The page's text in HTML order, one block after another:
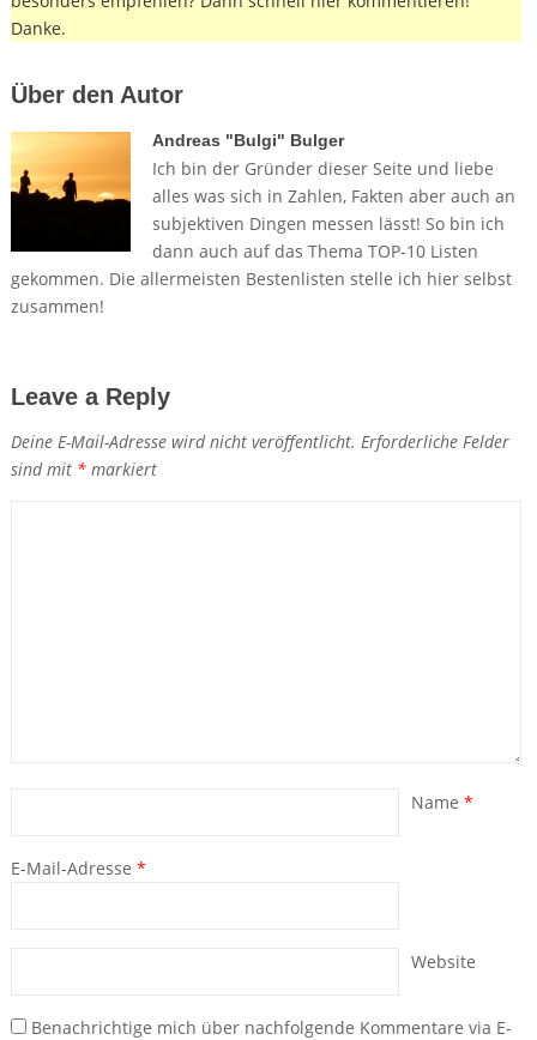
Danke.
Über den Autor
Andreas "Bulgi" Bulger
Ich bin der Gründer dieser Seite und liebe
alles was sich in Zahlen, Fakten aber auch an
subjektiven Dingen messen lässt! So bin ich
dann auch auf das Thema TOP-10 Listen
gekommen. Die allermeisten Bestenlisten stelle ich hier selbst
zusammen!
Leave a Reply
Deine E-Mail-Adresse wird nicht veröffentlicht. Erforderliche Felder
sind mit *markiert
Name *
E-Mail-Adresse *
Website
Benachrichtige mich über nachfolgende Kommentare via E-